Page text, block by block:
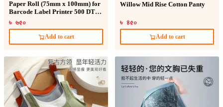
Paper Roll (75mm x 100mm) for
Barcode Label Printer 500 DT
Sticker
৳ ৬৫০
Add to cart
Willow Mid Rise Cotton Panty
৳ ৪৫০
Add to cart